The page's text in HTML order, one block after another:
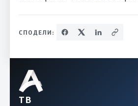
СПОДЕЛИ:
ТВ